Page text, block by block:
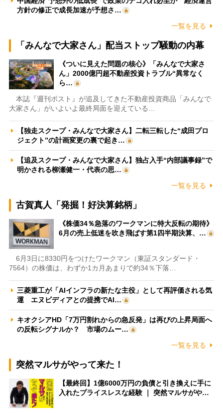
方針の修正で成長加速が予想さ…
一覧を見る
「みんなで大家さん」配当ストップ騒動の内幕
《ついに見えた問題の核心》「みんなで大家さ
ん」2000億円超不動産投資トラブル“異常なく
ら…
本誌『週刊ポスト』が追及してきた不動産投資商品「みんなで
大家さん」がいよいよ最終局面を迎えている…
【独走スクープ・みんなで大家さん】二転三転した“成田プロ
ジェクト”の計画変更の裏で起き…
【追及スクープ・みんなで大家さん】独占入手“内部議事録”で
明かされる柳瀬健一・代表の思…
一覧を見る
古賀真人「発掘！好決算銘柄」
《株価34％急落のワークマンに特大反転の期待》
6月の売上低迷を吹き飛ばす第1四半期決算、…
6月3日に8330円をつけたワークマン（東証スタンダード・
7564）の株価は、わずか1カ月あまりで約34％下落…
三菱重工が「AIインフラの新たな主役」として再評価される気
運 エヌビディアとの提携でAI…
キオクシアHD「7万円割れからの急反発」は再びの上昇局面へ
の反転シグナルか？ 市場のムー…
一覧を見る
突然マルサがやって来た！
【最終回】1億6000万円の負債と引き換えに手に
入れたプライスレスな経験 ｜ 突然マルサがや…